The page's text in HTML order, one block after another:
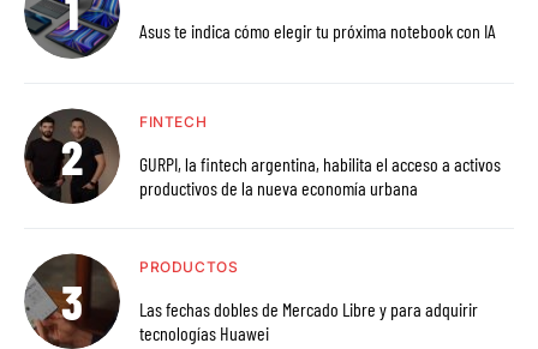
Asus te indica cómo elegir tu próxima notebook con IA
FINTECH
GURPI, la fintech argentina, habilita el acceso a activos
productivos de la nueva economía urbana
PRODUCTOS
Las fechas dobles de Mercado Libre y para adquirir
tecnologías Huawei